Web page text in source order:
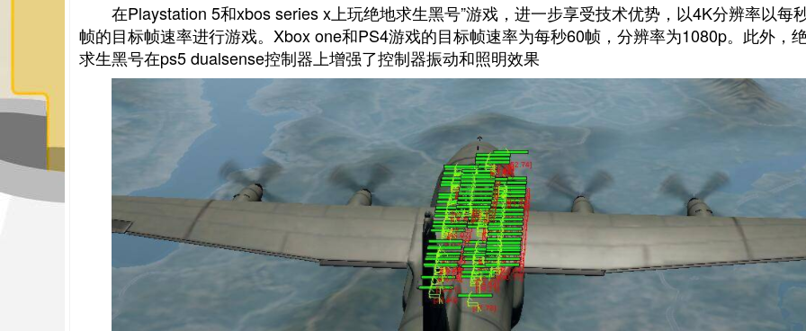
在Playstation 5和xbos series x上玩绝地求生黑号”游戏，进一步享受技术优势，以4K分辨率以每
帧的目标帧速率进行游戏。Xbox one和PS4游戏的目标帧速率为每秒60帧，分辨率为1080p。此外，
求生黑号在ps5 dualsense控制器上增强了控制器振动和照明效果